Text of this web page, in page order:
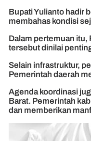
Bupati Yulianto hadir
membahas kondisi
Dalam pertemuan itu,
tersebut dinilai
Selain infrastruktur,
Pemerintah daerah
Agenda koordinasi
Barat. Pemerintah
dan memberikan